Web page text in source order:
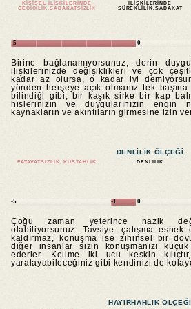
KIŞISEL ILIŞKILERINDE
GEÇICILIK.SADAKATSIZLIK
ILIŞKILERINDE
SÜREKLILIK.SADAKAT
-5 0
Birine bağlanamıyorsunuz, derin
ilişkilerinizde değişiklikleri ve çok
kadar az olursa, o kadar iyi
yönden herşeye açık olmanız tek
bilindiği gibi, bir kaşık sirke bir kap
hislerinizin ve duygularınızın engin
kaynakların ve akıntıların girmesine izin
DENLILIK ÖLÇEĞI
PATAVATSIZLIK, KÜSTAHLIK DENLILIK
-5 -1 0
Çoğu zaman yeterince nazik
olabiliyorsunuz. Tavsiye: çatışma esnek
kaldırmaz, konuşma ise zihinsel bir
diğer insanlar sizin konuşmanızı
ederler. Kelime iki ucu keskin
yaralayabileceğiniz gibi kendinizi de
HAYIRHAHLIK ÖLÇEĞI